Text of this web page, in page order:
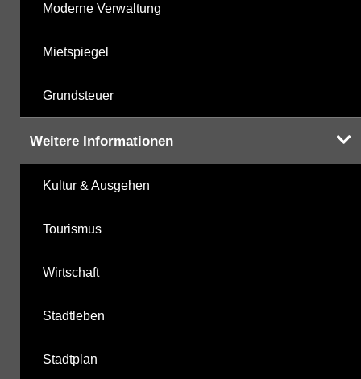
Moderne Verwaltung
Mietspiegel
Grundsteuer
Weitere Informationen
Kultur & Ausgehen
Tourismus
Wirtschaft
Stadtleben
Stadtplan